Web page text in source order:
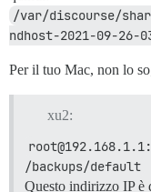
/var/discourse/
ndhost-2021-09-26-
Per il tuo Mac, non lo
xu2:
/backups/default
Questo indirizzo IP è